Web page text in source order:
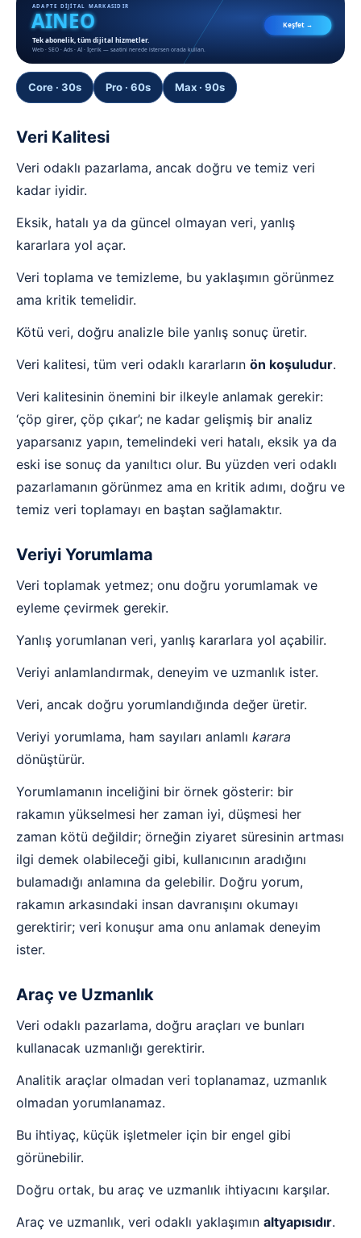
ADAPTE DİJİTAL MARKASIDIR
AINEO
Tek abonelik, tüm dijital hizmetler.
Web · SEO · Ads · AI · İçerik — saatini nerede istersen orada kullan.
Keşfet →
Core · 30s Pro · 60s Max · 90s
Veri Kalitesi
Veri odaklı pazarlama, ancak doğru ve temiz veri
kadar iyidir.
Eksik, hatalı ya da güncel olmayan veri, yanlış
kararlara yol açar.
Veri toplama ve temizleme, bu yaklaşımın görünmez
ama kritik temelidir.
Kötü veri, doğru analizle bile yanlış sonuç üretir.
Veri kalitesi, tüm veri odaklı kararların ön koşuludur.
Veri kalitesinin önemini bir ilkeyle anlamak gerekir:
‘çöp girer, çöp çıkar’; ne kadar gelişmiş bir analiz
yaparsanız yapın, temelindeki veri hatalı, eksik ya da
eski ise sonuç da yanıltıcı olur. Bu yüzden veri odaklı
pazarlamanın görünmez ama en kritik adımı, doğru ve
temiz veri toplamayı en baştan sağlamaktır.
Veriyi Yorumlama
Veri toplamak yetmez; onu doğru yorumlamak ve
eyleme çevirmek gerekir.
Yanlış yorumlanan veri, yanlış kararlara yol açabilir.
Veriyi anlamlandırmak, deneyim ve uzmanlık ister.
Veri, ancak doğru yorumlandığında değer üretir.
Veriyi yorumlama, ham sayıları anlamlı karara
dönüştürür.
Yorumlamanın inceliğini bir örnek gösterir: bir
rakamın yükselmesi her zaman iyi, düşmesi her
zaman kötü değildir; örneğin ziyaret süresinin artması
ilgi demek olabileceği gibi, kullanıcının aradığını
bulamadığı anlamına da gelebilir. Doğru yorum,
rakamın arkasındaki insan davranışını okumayı
gerektirir; veri konuşur ama onu anlamak deneyim
ister.
Araç ve Uzmanlık
Veri odaklı pazarlama, doğru araçları ve bunları
kullanacak uzmanlığı gerektirir.
Analitik araçlar olmadan veri toplanamaz, uzmanlık
olmadan yorumlanamaz.
Bu ihtiyaç, küçük işletmeler için bir engel gibi
görünebilir.
Doğru ortak, bu araç ve uzmanlık ihtiyacını karşılar.
Araç ve uzmanlık, veri odaklı yaklaşımın altyapısıdır.